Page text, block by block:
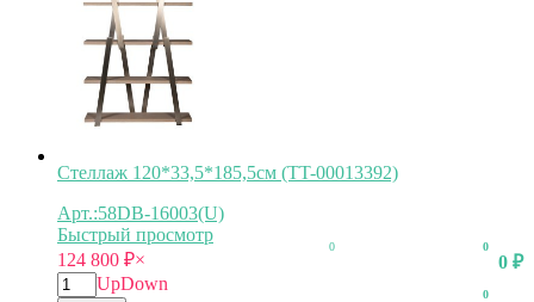
0
0 ₽
0
0
Стеллаж 120*33,5*185,5см (TT-00013392)
Арт.:58DB-16003(U)
Быстрый просмотр
124 800 ₽×
UpDown